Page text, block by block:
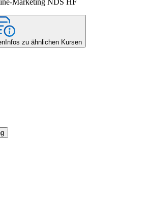
Infos zu ähnlichen Kursen